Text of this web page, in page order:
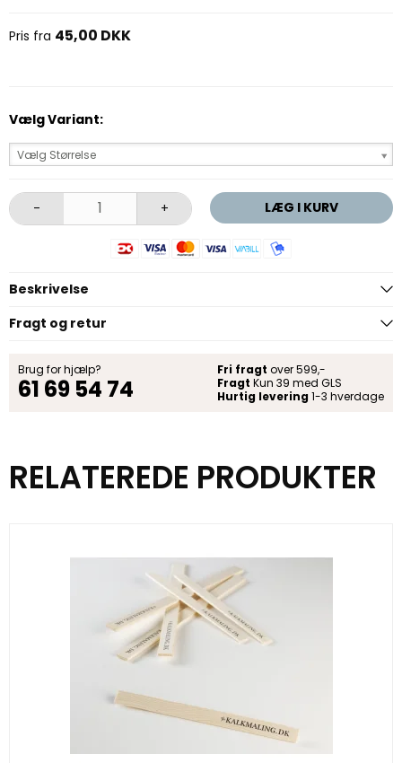
Pris fra 45,00 DKK
Vælg Variant:
Vælg Størrelse
- + LÆG I KURV
Beskrivelse
Fragt og retur
Brug for hjælp?
61 69 54 74
Fri fragt over 599,-
Fragt Kun 39 med GLS
Hurtig levering 1-3 hverdage
RELATEREDE PRODUKTER